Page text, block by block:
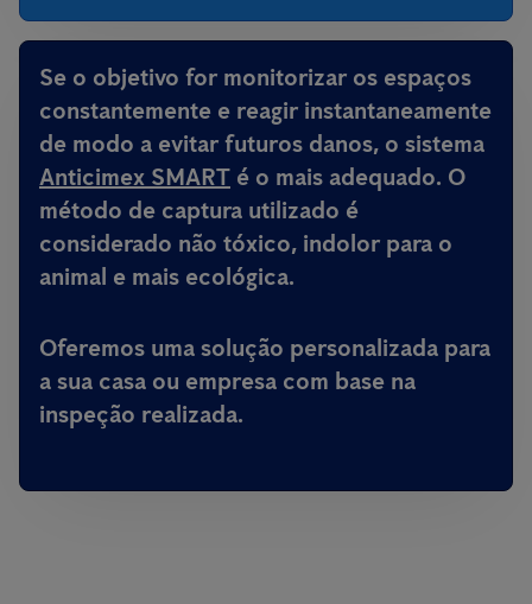
Se o objetivo for monitorizar os espaços
constantemente e reagir instantaneamente
de modo a evitar futuros danos, o sistema
Anticimex SMART é o mais adequado. O
método de captura utilizado é
considerado não tóxico, indolor para o
animal e mais ecológica.
Oferemos uma solução personalizada para
a sua casa ou empresa com base na
inspeção realizada.